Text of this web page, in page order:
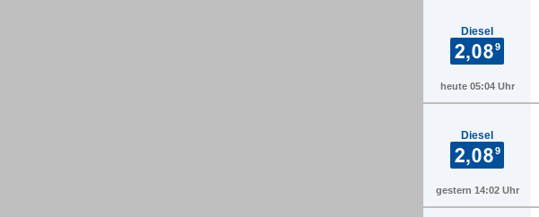
Diesel
heute 05:04 Uhr
Diesel
gestern 14:02 Uhr